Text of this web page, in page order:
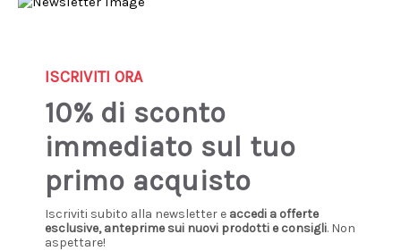
Home Donna Borse e accessori
PORTACHIAVI
ISCRIVITI ORA
10% di sconto
immediato sul tuo
primo acquisto
Iscriviti subito alla newsletter e accedi a offerte
esclusive, anteprime sui nuovi prodotti e consigli. Non
aspettare!